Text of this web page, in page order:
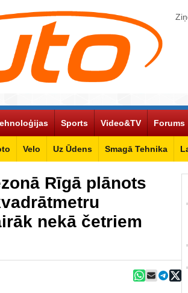
Velo Uz Ūdens Smagā Tehnika
Sports Video&TV Forums
Rīgā plānots
nekā četriem